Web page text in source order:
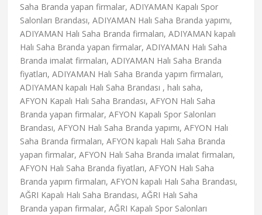
Saha Branda yapan firmalar, ADIYAMAN Kapalı Spor
Salonları Brandası, ADIYAMAN Halı Saha Branda yapımı,
ADIYAMAN Halı Saha Branda firmaları, ADIYAMAN kapalı
Halı Saha Branda yapan firmalar, ADIYAMAN Halı Saha
Branda imalat firmaları, ADIYAMAN Halı Saha Branda
fiyatları, ADIYAMAN Halı Saha Branda yapım firmaları,
ADIYAMAN kapalı Halı Saha Brandası , halı saha,
AFYON Kapalı Halı Saha Brandası, AFYON Halı Saha
Branda yapan firmalar, AFYON Kapalı Spor Salonları
Brandası, AFYON Halı Saha Branda yapımı, AFYON Halı
Saha Branda firmaları, AFYON kapalı Halı Saha Branda
yapan firmalar, AFYON Halı Saha Branda imalat firmaları,
AFYON Halı Saha Branda fiyatları, AFYON Halı Saha
Branda yapım firmaları, AFYON kapalı Halı Saha Brandası,
AĞRI Kapalı Halı Saha Brandası, AĞRI Halı Saha
Branda yapan firmalar, AĞRI Kapalı Spor Salonları